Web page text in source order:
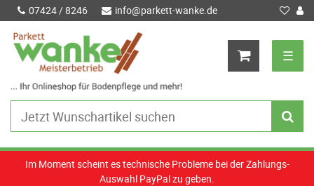
07424 / 8246 info@parkett-wanke.de
☰
Im Moment scheint es technische Probleme bei der Zahlungs-
Auswahl PayPal zu geben.